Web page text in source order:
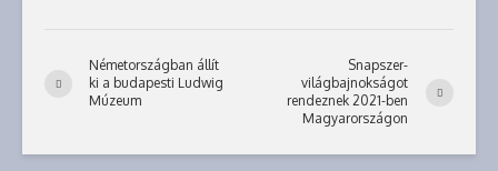
Németországban állít
ki a budapesti Ludwig
Múzeum
Snapszer-
világbajnokságot
rendeznek 2021-ben
Magyarországon